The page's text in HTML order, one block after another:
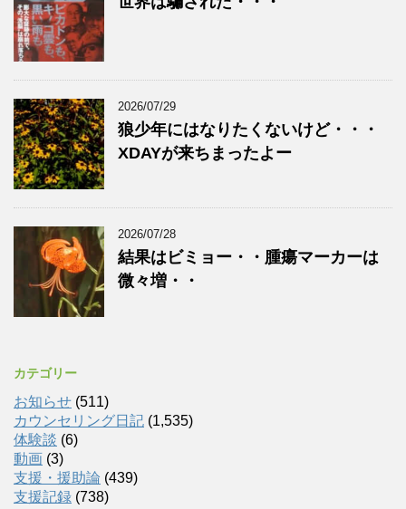
2026/07/29
狼少年にはなりたくないけど・・・
XDAYが来ちまったよー
2026/07/28
結果はビミョー・・腫瘍マーカーは
微々増・・
カテゴリー
お知らせ (511)
カウンセリング日記 (1,535)
体験談 (6)
動画 (3)
支援・援助論 (439)
支援記録 (738)